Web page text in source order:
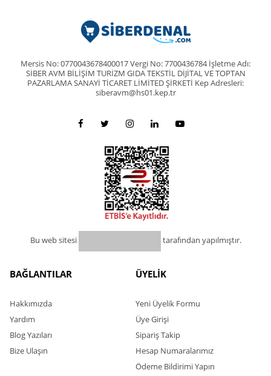
Mersis No: 0770043678400017 Vergi No: 7700436784 İşletme Adı:
SİBER AVM BİLİŞİM TURİZM GIDA TEKSTİL DİJİTAL VE TOPTAN
PAZARLAMA SANAYİ TİCARET LİMİTED ŞİRKETİ Kep Adresleri:
siberavm@hs01.kep.tr
Bu web sitesi tarafından yapılmıştır.
BAĞLANTILAR
Hakkımızda
Yardım
Blog Yazıları
Bize Ulaşın
ÜYELİK
Yeni Üyelik Formu
Üye Girişi
Sipariş Takip
Hesap Numaralarımız
Ödeme Bildirimi Yapın